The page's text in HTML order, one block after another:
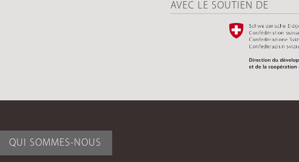
AVEC LE SOUTIEN DE
QUI SOMMES-NOUS